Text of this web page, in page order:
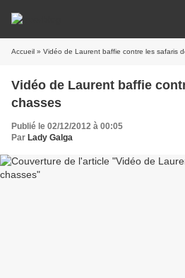
Accueil » Vidéo de Laurent baffie contre les safaris
Vidéo de Laurent baffie
chasses
Publié le 02/12/2012 à 00:05
Par Lady Galga